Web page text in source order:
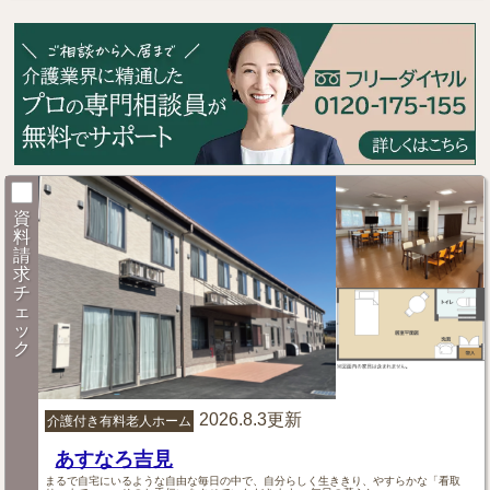
資
料
請
求
チ
ェ
ッ
ク
介護付き有料老人ホーム 2026.8.3更新
あすなろ吉見
まるで自宅にいるような自由な毎日の中で、自分らしく生ききり、やすらかな「看取